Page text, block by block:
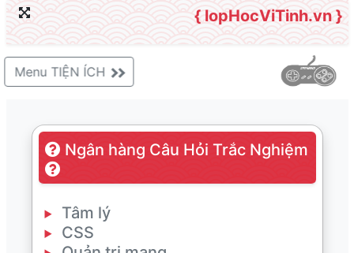
{ lopHocViTinh.vn }
Menu TIỆN ÍCH
Ngân hàng Câu Hỏi Trắc Nghiệm
Tâm lý
CSS